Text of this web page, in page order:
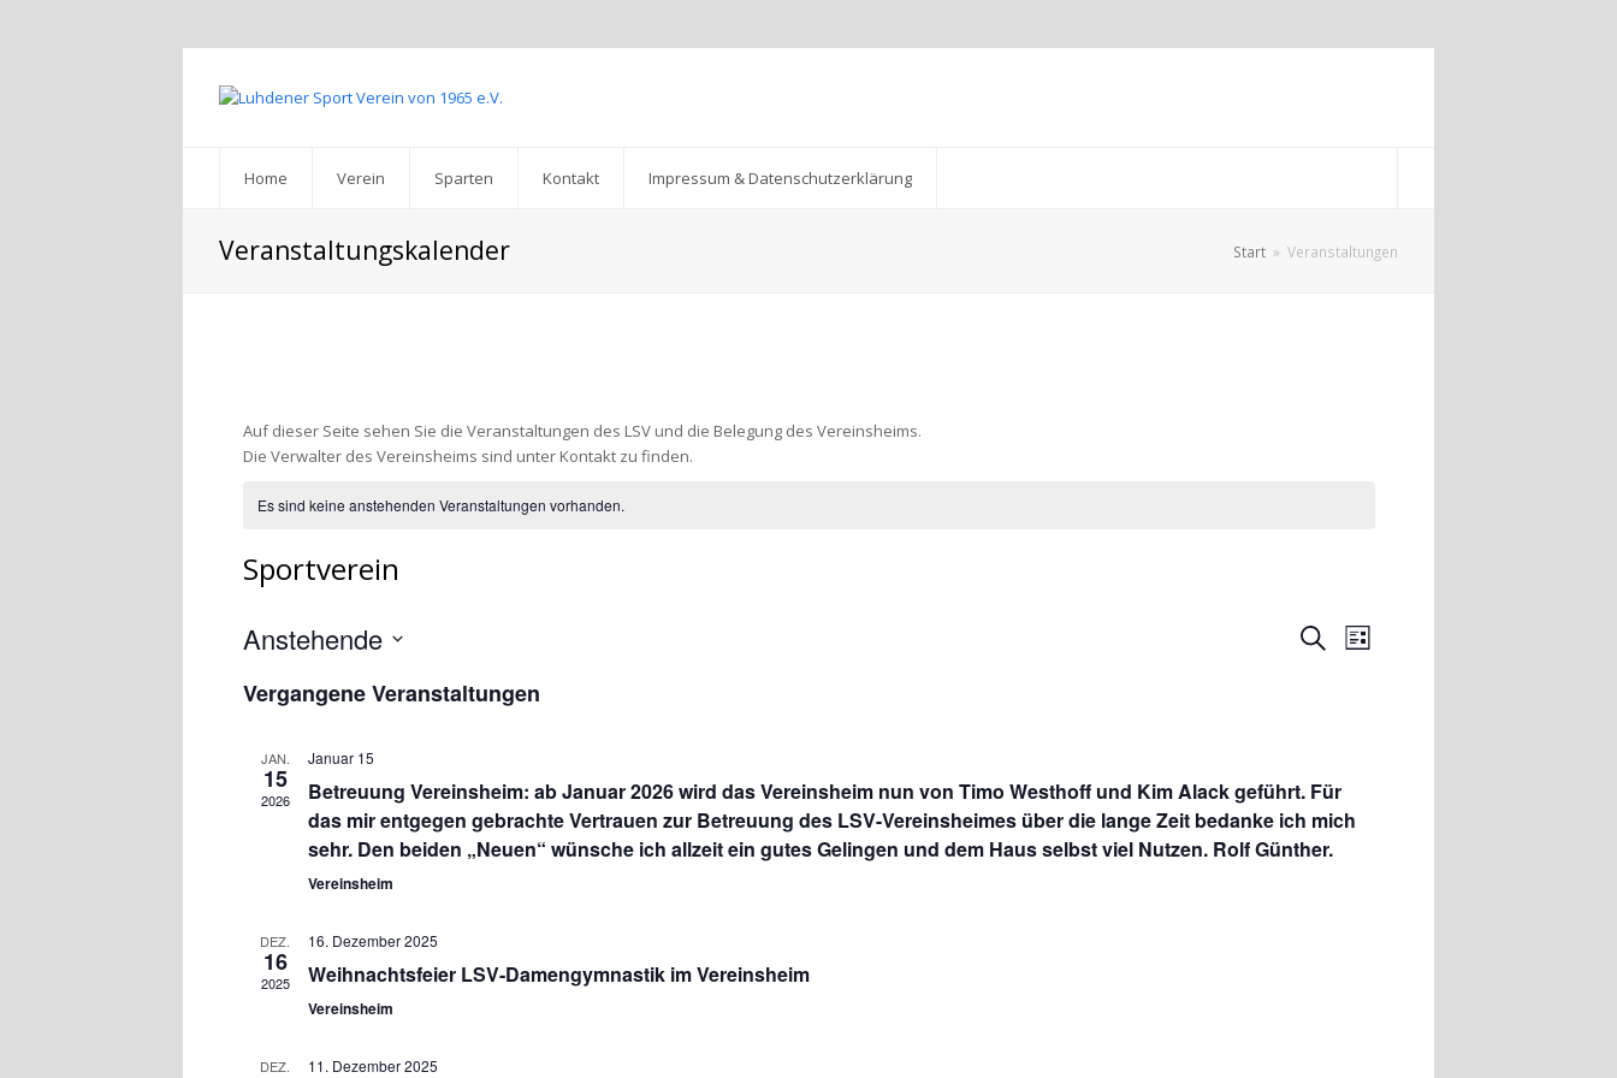
Home Verein Sparten Kontakt Impressum & Datenschutzerklärung
Veranstaltungskalender Start » Veranstaltungen
Auf dieser Seite sehen Sie die Veranstaltungen des LSV und die Belegung des Vereinsheims.
Die Verwalter des Vereinsheims sind unter Kontakt zu finden.
Es sind keine anstehenden Veranstaltungen vorhanden.
Sportverein
Veranstaltungen
SucheVeranstaltung
Ansichten-
Liste
Anstehende
wählen.
Vergangene Veranstaltungen
JAN.
15
2026
Januar 15
Betreuung Vereinsheim: ab Januar 2026 wird das Vereinsheim nun von Timo Westhoff und Kim Alack geführt. Für
das mir entgegen gebrachte Vertrauen zur Betreuung des LSV-Vereinsheimes über die lange Zeit bedanke ich mich
sehr. Den beiden „Neuen“ wünsche ich allzeit ein gutes Gelingen und dem Haus selbst viel Nutzen. Rolf Günther.
Vereinsheim
DEZ.
16
2025
16. Dezember 2025
Weihnachtsfeier LSV-Damengymnastik im Vereinsheim
Vereinsheim
DEZ. 11. Dezember 2025